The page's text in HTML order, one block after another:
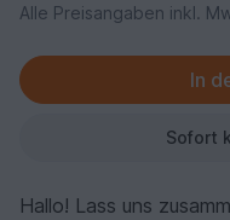
Alle Preisangaben inkl.
Sofort
Hallo! Lass uns